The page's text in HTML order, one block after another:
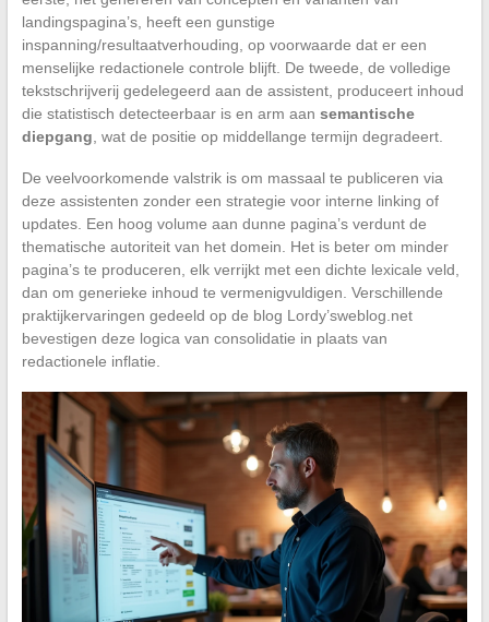
landingspagina’s, heeft een gunstige
inspanning/resultaatverhouding, op voorwaarde dat er een
menselijke redactionele controle blijft. De tweede, de volledige
tekstschrijverij gedelegeerd aan de assistent, produceert inhoud
die statistisch detecteerbaar is en arm aan semantische
diepgang , wat de positie op middellange termijn degradeert.
De veelvoorkomende valstrik is om massaal te publiceren via
deze assistenten zonder een strategie voor interne linking of
updates. Een hoog volume aan dunne pagina’s verdunt de
thematische autoriteit van het domein. Het is beter om minder
pagina’s te produceren, elk verrijkt met een dichte lexicale veld,
dan om generieke inhoud te vermenigvuldigen. Verschillende
praktijkervaringen gedeeld op de blog Lordy’sweblog.net
bevestigen deze logica van consolidatie in plaats van
redactionele inflatie.